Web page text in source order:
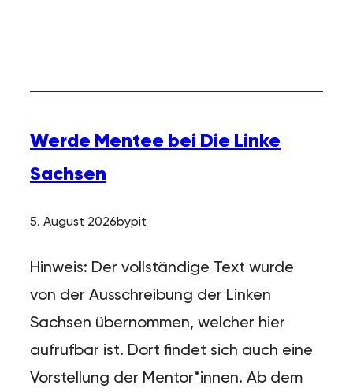
Werde Mentee bei Die Linke
Sachsen
5. August 2026bypit
Hinweis: Der vollständige Text wurde
von der Ausschreibung der Linken
Sachsen übernommen, welcher hier
aufrufbar ist. Dort findet sich auch eine
Vorstellung der Mentor*innen. Ab dem